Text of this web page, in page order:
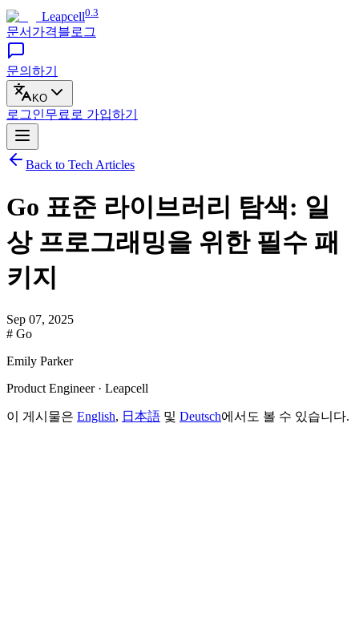
Leapcell0.3
문서 가격블로그
문의하기
KO
로그인무료로 가입하기
Back to Tech Articles
Go 표준 라이브러리 탐색: 일
상 프로그래밍을 위한 필수 패
키지
Sep 07, 2025
# Go
Emily Parker
Product Engineer · Leapcell
이 게시물은 English, 日本語 및 Deutsch에서도 볼 수 있습니다.